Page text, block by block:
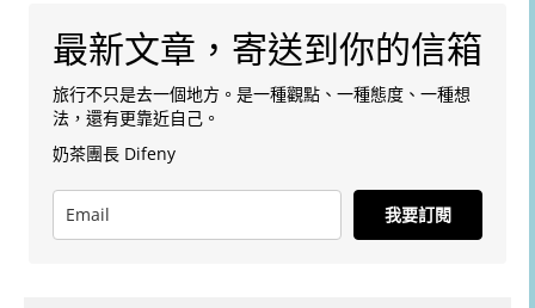
最新文章，寄送到你的信箱
旅行不只是去一個地方。是一種觀點、一種態度、一種想
法，還有更靠近自己。
奶茶團長 Difeny
我要訂閱